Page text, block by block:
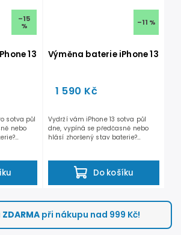
–15
%
13
sotva půl
nebo
–11 %
Výměna baterie iPhone 13
1 590 Kč
Do košíku
Vydrží vám iPhone 13 sotva půl
dne, vypíná se předčasně nebo
hlásí zhoršený stav baterie?
ZDARMApři nákupu nad 999 Kč!